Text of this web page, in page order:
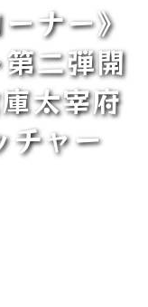
ナー》
二弾開
太宰府
ャー